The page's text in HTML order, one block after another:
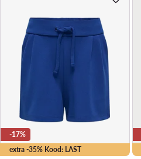
extra -35% Kood: LAST
-17%